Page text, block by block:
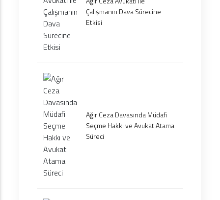
Çalışmanın Dava Sürecine
Etkisi
Ağır Ceza Davasında Müdafi
Seçme Hakkı ve Avukat Atama
Süreci